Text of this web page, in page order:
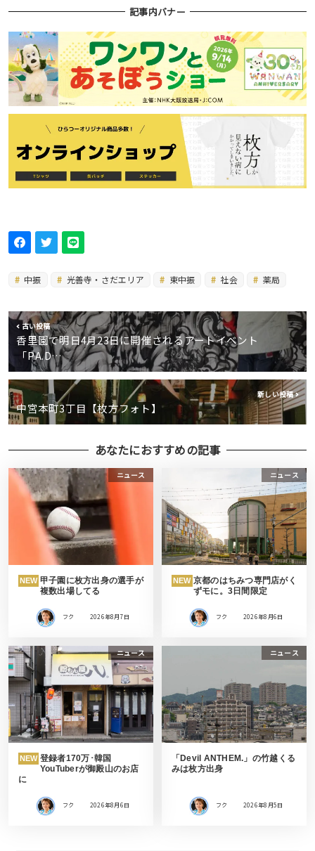
記事内バナー
中振 光善寺・さだエリア 東中振 社会 薬局
古い投稿
香里園で明日4月23日に開催されるアートイベント
「P.A.D…
新しい投稿
中宮本町3丁目【枚方フォト】
あなたにおすすめの記事
ニュース
NEW 甲子園に枚方出身の選手が
複数出場してる
フク 2026年8月7日
ニュース
NEW 京都のはちみつ専門店がく
ずモに。3日間限定
フク 2026年8月6日
ニュース
NEW 登録者170万･韓国
YouTuberが御殿山のお店
に
フク 2026年8月6日
ニュース
「Devil ANTHEM.」の竹越くる
みは枚方出身
フク 2026年8月5日